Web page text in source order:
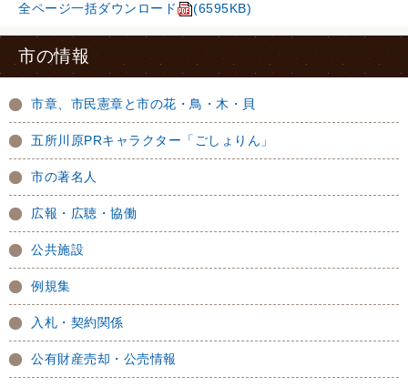
全ページ一括ダウンロード (6595KB)
市の情報
市章、市民憲章と市の花・鳥・木・貝
五所川原PRキャラクター「ごしょりん」
市の著名人
広報・広聴・協働
公共施設
例規集
入札・契約関係
公有財産売却・公売情報